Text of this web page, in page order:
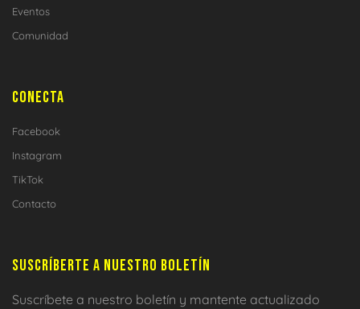
Eventos
Comunidad
CONECTA
Facebook
Instagram
TikTok
Contacto
SUSCRÍBERTE A NUESTRO BOLETÍN
Suscríbete a nuestro boletín y mantente actualizado